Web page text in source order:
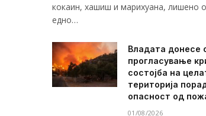
кокаин, хашиш и марихуана, лишено
едно…
Владата донесе
прогласување
состојба на
територија
опасност од
01/08/2026